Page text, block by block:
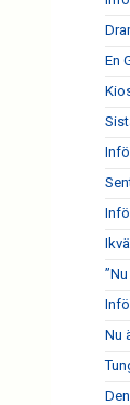
En
Nu